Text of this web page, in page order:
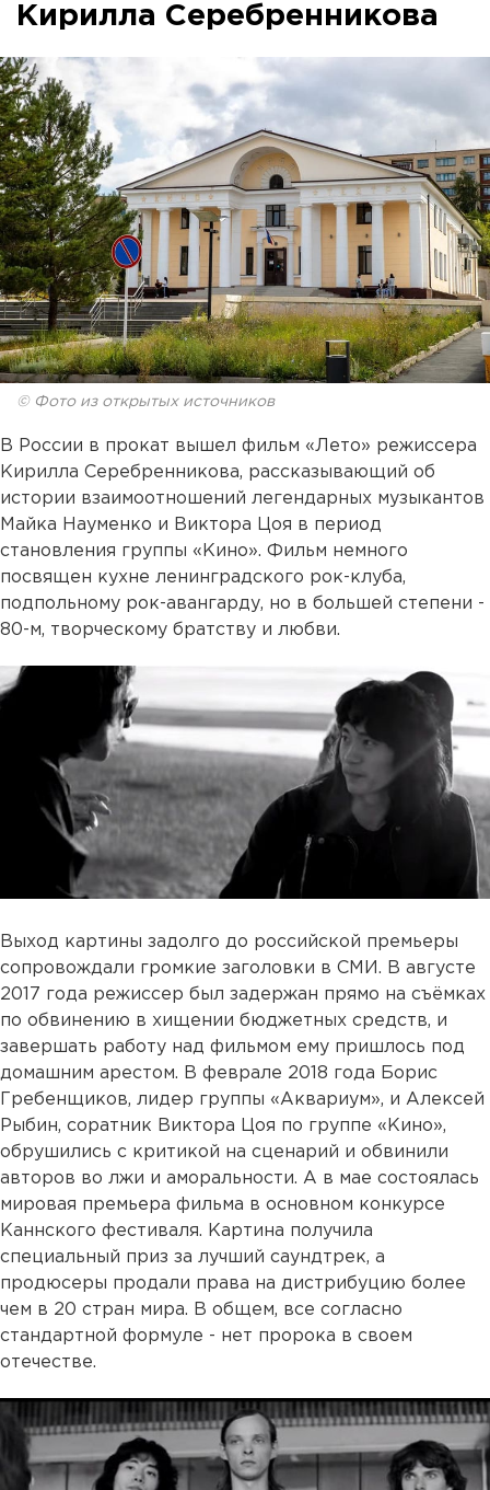
Кирилла Серебренникова
© Фото из открытых источников
В России в прокат вышел фильм «Лето» режиссера
Кирилла Серебренникова, рассказывающий об
истории взаимоотношений легендарных музыкантов
Майка Науменко и Виктора Цоя в период
становления группы «Кино». Фильм немного
посвящен кухне ленинградского рок-клуба,
подпольному рок-авангарду, но в большей степени -
80-м, творческому братству и любви.
Выход картины задолго до российской премьеры
сопровождали громкие заголовки в СМИ. В августе
2017 года режиссер был задержан прямо на съёмках
по обвинению в хищении бюджетных средств, и
завершать работу над фильмом ему пришлось под
домашним арестом. В феврале 2018 года Борис
Гребенщиков, лидер группы «Аквариум», и Алексей
Рыбин, соратник Виктора Цоя по группе «Кино»,
обрушились с критикой на сценарий и обвинили
авторов во лжи и аморальности. А в мае состоялась
мировая премьера фильма в основном конкурсе
Каннского фестиваля. Картина получила
специальный приз за лучший саундтрек, а
продюсеры продали права на дистрибуцию более
чем в 20 стран мира. В общем, все согласно
стандартной формуле - нет пророка в своем
отечестве.